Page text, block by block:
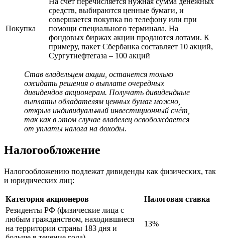
Покупка
средств, выбираются ценные бумаги, и
совершается покупка по телефону или при
помощи специального терминала. На
фондовых биржах акции продаются лотами. К
примеру, пакет Сбербанка составляет 10 акций,
Сургутнефтегаза – 100 акций
Став владельцем акции, останется только
ожидать решения о выплате очередных
дивидендов акционерам. Получать дивидендные
выплаты обладателям ценных бумаг можно,
открыв индивидуальный инвестиционный счёт,
так как в этом случае владелец освобождается
от уплаты налога на доходы.
Налогообложение
Налогообложению подлежат дивиденды как физических, так
и юридических лиц:
Категория акционеров
Налоговая ставка
Резиденты РФ (физические лица с
любым гражданством, находившиеся
на территории страны 183 дня и
13%